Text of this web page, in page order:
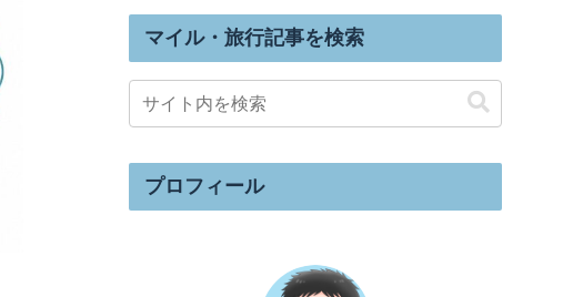
マイル・旅行記事を検索
プロフィール